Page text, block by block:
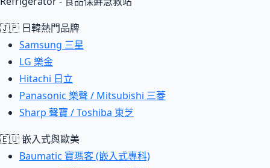
🇯🇵 日韓熱門品牌
Samsung 三星
LG 樂金
Hitachi 日立
Panasonic 樂聲 / Mitsubishi 三菱
Sharp 聲寶 / Toshiba 東芝
🇪🇺 嵌入式與歐美
Baumatic 寶瑪客 (嵌入式專科)